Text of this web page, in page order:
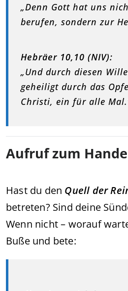
„Denn Gott hat uns
berufen, sondern zur
Hebräer 10,10 (NIV):
„Und durch diesen
geheiligt durch das
Christi, ein für alle
Aufruf zum
Hast du den Quell der
betreten? Sind deine
Wenn nicht – worauf
Buße und bete: